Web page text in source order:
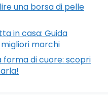
una borsa di pelle
in casa: Guida
marchi
di cuore: scopri